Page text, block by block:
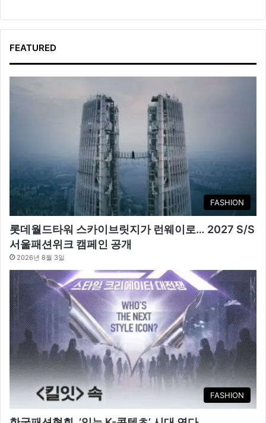
FEATURED
FASHION
롯데월드타워 스카이브릿지가 런웨이로… 2027 S/S
서울패션위크 캠페인 공개
2026년 8월 3일
FASHION